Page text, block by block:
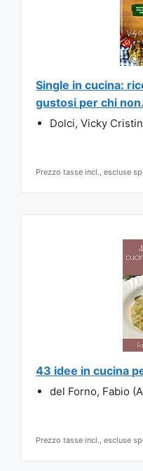
Single in cucina:
gustosi per chi
Dolci, Vicky
Prezzo tasse incl., escluse
43 idee in cucina
del Forno, Fabio
Prezzo tasse incl., escluse